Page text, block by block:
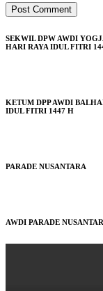
SEKWIL DPW AWDI
HARI RAYA IDUL FITRI
KETUM DPP AWDI
IDUL FITRI 1447 H
PARADE NUSANTARA
AWDI PARADE